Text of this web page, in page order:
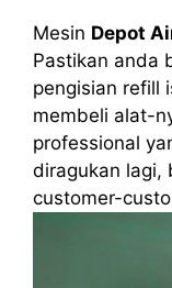
Mesin Depot
Pastikan anda
pengisian refill
membeli alat-
professional
diragukan lagi,
customer-